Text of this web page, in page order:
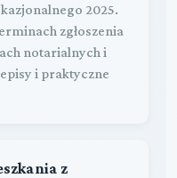
2025.
zgłoszenia
notarialnych i
i praktyczne
z